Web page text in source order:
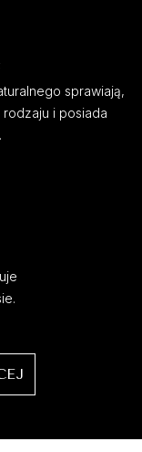
sprawiają,
i posiada